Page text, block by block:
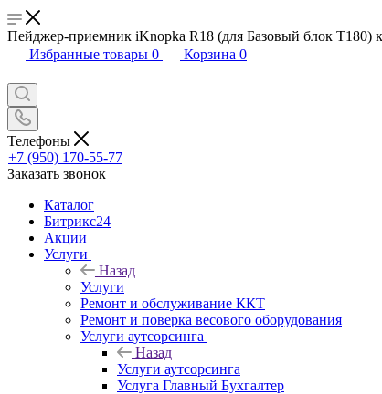
Пейджер-приемник iKnopka R18 (для Базовый блок T180)
Избранные товары 0 Корзина 0
Телефоны
+7 (950) 170-55-77
Заказать звонок
Каталог
Битрикс24
Акции
Услуги
Назад
Услуги
Ремонт и обслуживание ККТ
Ремонт и поверка весового оборудования
Услуги аутсорсинга
Назад
Услуги аутсорсинга
Услуга Главный Бухгалтер